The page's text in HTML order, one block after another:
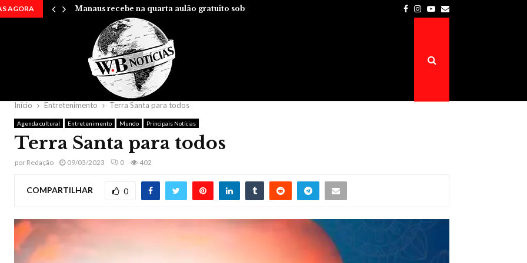
AGORA Manaus recebe na quarta aulão gratuito sobre… Prefeitura de Atalaia do Norte é a…
Facebook
Instagram
Youtube
Email
Início Entretenimento Terra Santa para todos
Agenda cultural Entretenimento Mundo Principais Notícias
Terra Santa para todos
por Redação 09/03/2023 0 402
COMPARTILHAR 0